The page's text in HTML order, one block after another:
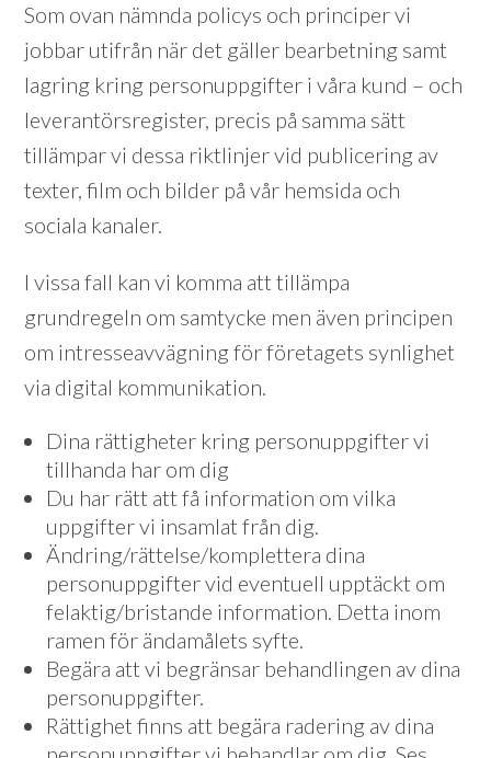
Som ovan nämnda policys och principer vi
jobbar utifrån när det gäller bearbetning samt
lagring kring personuppgifter i våra kund – och
leverantörsregister, precis på samma sätt
tillämpar vi dessa riktlinjer vid publicering av
texter, film och bilder på vår hemsida och
sociala kanaler.
I vissa fall kan vi komma att tillämpa
grundregeln om samtycke men även principen
om intresseavvägning för företagets synlighet
via digital kommunikation.
Dina rättigheter kring personuppgifter vi
tillhanda har om dig
Du har rätt att få information om vilka
uppgifter vi insamlat från dig.
Ändring/rättelse/komplettera dina
personuppgifter vid eventuell upptäckt om
felaktig/bristande information. Detta inom
ramen för ändamålets syfte.
Begära att vi begränsar behandlingen av dina
personuppgifter.
Rättighet finns att begära radering av dina